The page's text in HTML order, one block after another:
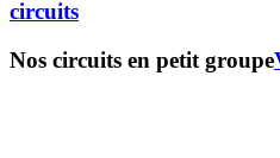
circuits
Nos circuits en petit groupe